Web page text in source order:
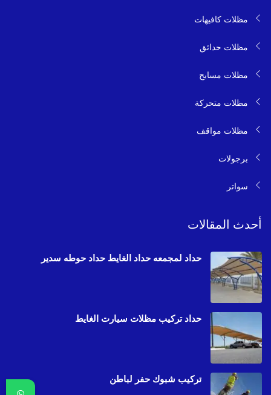
مظلات كافيهات
مظلات حدائق
مظلات مسابح
مظلات متحركة
مظلات مواقف
برجولات
سواتر
أحدث المقالات
حداد لمجمعه حداد الغايط حداد حوطه سدير
حداد تركيب مظلات سيارت الغايط
تركيب شبوك حفر لباطن